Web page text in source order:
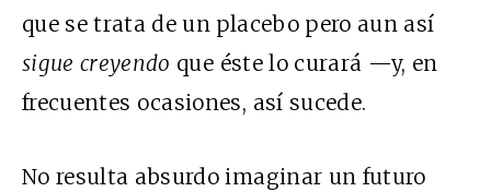
que se trata de un placebo pero aun así
sigue creyendo que éste lo curará —y, en
frecuentes ocasiones, así sucede.
No resulta absurdo imaginar un futuro